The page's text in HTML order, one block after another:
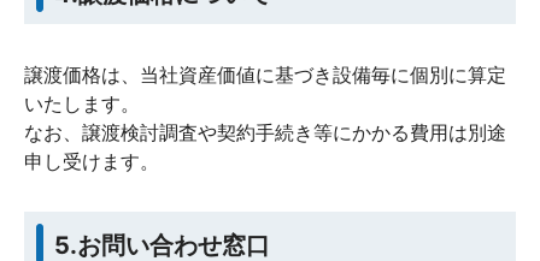
譲渡価格は、当社資産価値に基づき設備毎に個別に算定
いたします。
なお、譲渡検討調査や契約手続き等にかかる費用は別途
申し受けます。
5.お問い合わせ窓口